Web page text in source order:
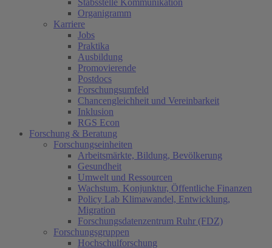
Stabsstelle Kommunikation
Organigramm
Karriere
Jobs
Praktika
Ausbildung
Promovierende
Postdocs
Forschungsumfeld
Chancengleichheit und Vereinbarkeit
Inklusion
RGS Econ
Forschung & Beratung
Forschungseinheiten
Arbeitsmärkte, Bildung, Bevölkerung
Gesundheit
Umwelt und Ressourcen
Wachstum, Konjunktur, Öffentliche Finanzen
Policy Lab Klimawandel, Entwicklung,
Migration
Forschungsdatenzentrum Ruhr (FDZ)
Forschungsgruppen
Hochschulforschung